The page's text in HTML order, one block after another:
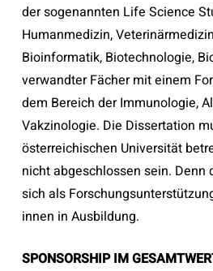
der sogenannten Life Science
Humanmedizin,
Bioinformatik, Biotechnologie,
verwandter Fächer mit einem
dem Bereich der Immunologie,
Vakzinologie. Die Dissertation
österreichischen Universität
nicht abgeschlossen sein. Denn
sich als
innen in Ausbildung.
SPONSORSHIP IM